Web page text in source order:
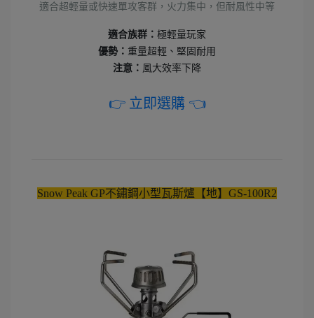
適合超輕量或快速單攻客群，火力集中，但耐風性中等
適合族群： 極輕量玩家
優勢： 重量超輕、堅固耐用
注意： 風大效率下降
👉 立即選購 👈
Snow Peak GP不鏽鋼小型瓦斯爐【地】GS-100R2